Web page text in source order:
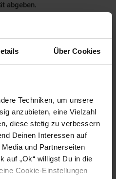
Über Cookies
Techniken, um unsere
anzubieten, eine Vielzahl
diese stetig zu verbessern
Deinen Interessen auf
und Partnerseiten
auf „Ok“ willigst Du in die
Cookie-Einstellungen
abgeben.
Basis°Punkte:
21
Extra°Punkte:
0